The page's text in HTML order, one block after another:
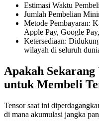
TradFi
Derivatif saham, forex,
Estimasi Waktu
Jumlah Pembelian
Metode Pembayaran:
Apple Pay, Google
Ketersediaan:
wilayah di seluruh
Apakah
untuk Membeli
Tensor saat ini
di mana akumulasi jangka